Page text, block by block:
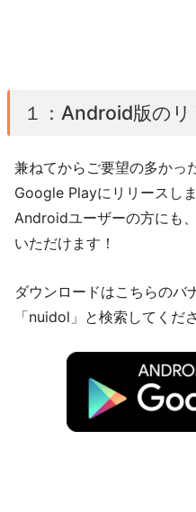
１：Android版の
兼ねてからご要望の多か
Google Playにリリースしま
Androidユーザーの方にも
いただけます！
ダウンロードはこちらの
「nuidol」と検索してくだ